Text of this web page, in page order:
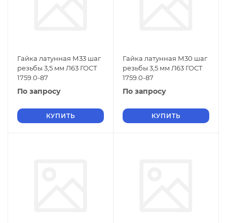
Гайка латунная М33 шаг
резьбы 3,5 мм Л63 ГОСТ
1759.0-87
По запросу
КУПИТЬ
Гайка латунная М30 шаг
резьбы 3,5 мм Л63 ГОСТ
1759.0-87
По запросу
КУПИТЬ